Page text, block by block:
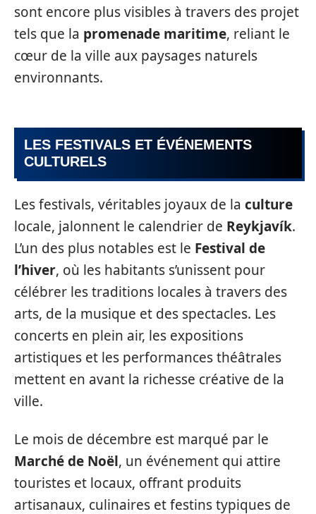
sont encore plus visibles à travers des projet
tels que la promenade maritime, reliant le
cœur de la ville aux paysages naturels
environnants.
LES FESTIVALS ET ÉVÉNEMENTS
CULTURELS
Les festivals, véritables joyaux de la culture
locale, jalonnent le calendrier de Reykjavík.
L’un des plus notables est le Festival de
l’hiver, où les habitants s’unissent pour
célébrer les traditions locales à travers des
arts, de la musique et des spectacles. Les
concerts en plein air, les expositions
artistiques et les performances théâtrales
mettent en avant la richesse créative de la
ville.
Le mois de décembre est marqué par le
Marché de Noël, un événement qui attire
touristes et locaux, offrant produits
artisanaux, culinaires et festins typiques de